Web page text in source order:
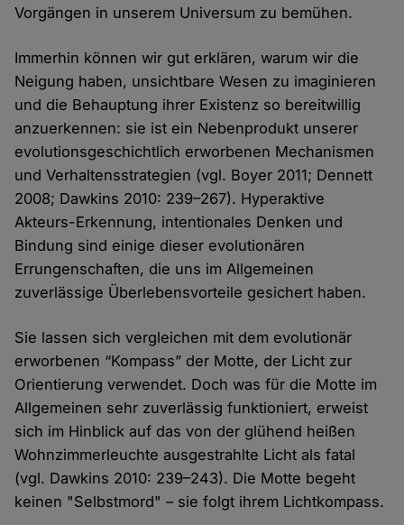
Vorgängen in unserem Universum zu bemühen.
Immerhin können wir gut erklären, warum wir die
Neigung haben, unsichtbare Wesen zu imaginieren
und die Behauptung ihrer Existenz so bereitwillig
anzuerkennen: sie ist ein Nebenprodukt unserer
evolutionsgeschichtlich erworbenen Mechanismen
und Verhaltensstrategien (vgl. Boyer 2011; Dennett
2008; Dawkins 2010: 239–267). Hyperaktive
Akteurs-Erkennung, intentionales Denken und
Bindung sind einige dieser evolutionären
Errungenschaften, die uns im Allgemeinen
zuverlässige Überlebensvorteile gesichert haben.
Sie lassen sich vergleichen mit dem evolutionär
erworbenen “Kompass” der Motte, der Licht zur
Orientierung verwendet. Doch was für die Motte im
Allgemeinen sehr zuverlässig funktioniert, erweist
sich im Hinblick auf das von der glühend heißen
Wohnzimmerleuchte ausgestrahlte Licht als fatal
(vgl. Dawkins 2010: 239–243). Die Motte begeht
keinen "Selbstmord" – sie folgt ihrem Lichtkompass.